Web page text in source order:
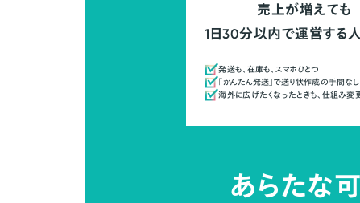
売上が増えても
1日30分以内で運営する
発送も、在庫も、スマホひとつ
「かんたん発送」で送り状作成の手間なし
海外に広げたくなったときも、仕組み変
あらたな